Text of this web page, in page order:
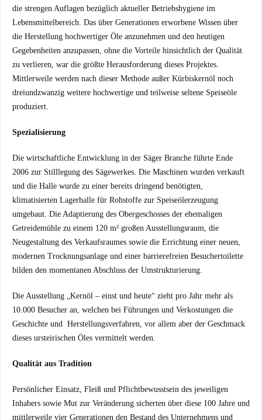
die strengen Auflagen bezüglich aktueller Betriebshygiene im
Lebensmittelbereich. Das über Generationen erworbene Wissen über
die Herstellung hochwertiger Öle anzunehmen und den heutigen
Gegebenheiten anzupassen, ohne die Vorteile hinsichtlich der Qualität
zu verlieren, war die größte Herausforderung dieses Projektes.
Mittlerweile werden nach dieser Methode außer Kürbiskernöl noch
dreiundzwanzig weitere hochwertige und teilweise seltene Speiseöle
produziert.
Spezialisierung
Die wirtschaftliche Entwicklung in der Säger Branche führte Ende
2006 zur Stilllegung des Sägewerkes. Die Maschinen wurden verkauft
und die Halle wurde zu einer bereits dringend benötigten,
klimatisierten Lagerhalle für Rohstoffe zur Speiseölerzeugung
umgebaut. Die Adaptierung des Obergeschosses der ehemaligen
Getreidemühle zu einem 120 m² großen Ausstellungsraum, die
Neugestaltung des Verkaufsraumes sowie die Errichtung einer neuen,
modernen Trocknungsanlage und einer barrierefreien Besuchertoilette
bilden den momentanen Abschluss der Umstrukturierung.
Die Ausstellung „Kernöl – einst und heute“ zieht pro Jahr mehr als
10.000 Besucher an, welchen bei Führungen und Verkostungen die
Geschichte und Herstellungsverfahren, vor allem aber der Geschmack
dieses ursteirischen Öles vermittelt werden.
Qualität aus Tradition
Persönlicher Einsatz, Fleiß und Pflichtbewusstsein des jeweiligen
Inhabers sowie Mut zur Veränderung sicherten über diese 100 Jahre und
mittlerweile vier Generationen den Bestand des Unternehmens und